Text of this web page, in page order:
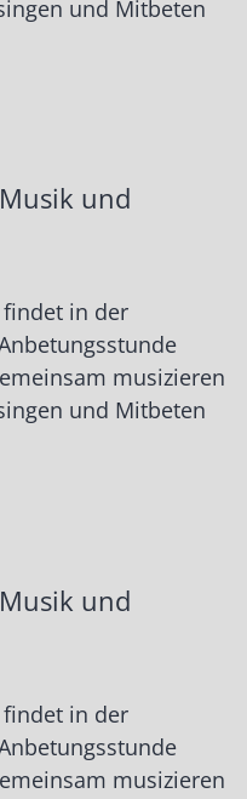
und Mitbeten
und
findet in der
musizieren
und Mitbeten
und
findet in der
musizieren